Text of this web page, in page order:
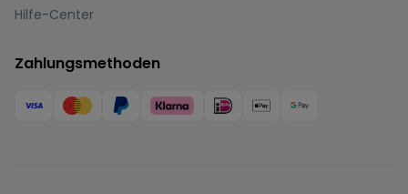
Hilfe-Center
Zahlungsmethoden